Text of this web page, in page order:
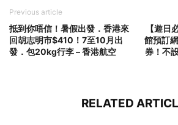
Previous article
抵到你唔信！暑假出發．香港來
回胡志明市$410！7至10月出
發．包20kg行李 – 香港航空
【遊日
館預訂
券！不
RELATED